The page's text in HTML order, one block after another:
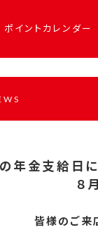
ポイントカレンダー
年金支給日
８
皆様のご来